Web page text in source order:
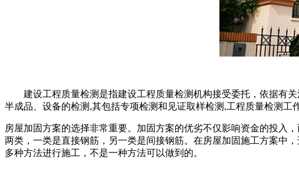
建设工程质量检测是指建设工程质量检测机构接受委托，依据有关
半成品、设备的检测,其包括专项检测和见证取样检测,工程质量检测
房屋加固方案的选择非常重要。加固方案的优劣不仅影响资金的投入
两类，一类是直接钢筋，另一类是间接钢筋。在房屋加固施工方案中
多种方法进行施工，不是一种方法可以做到的。